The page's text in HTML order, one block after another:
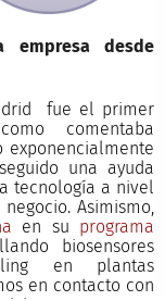
desde
fue el primer
comentaba
una ayuda
tecnología a nivel
Asimismo,
en su programa
biosensores
en plantas
en contacto con